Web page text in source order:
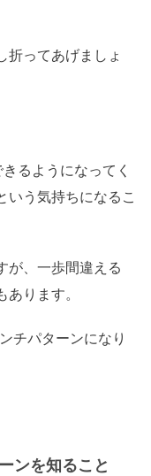
折ってあげましょ
るようになってく
いう気持ちになるこ
が、一歩間違える
あります。
チパターンになり
ンを知ること